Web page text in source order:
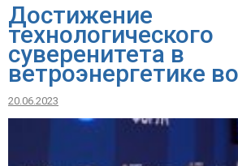
Достижение
технологического
суверенитета в
ветроэнергетике
20.06.2023